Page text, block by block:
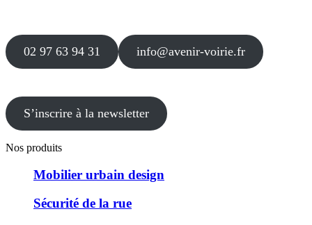
02 97 63 94 31 info@avenir-voirie.fr
S’inscrire à la newsletter
Nos produits
Mobilier urbain design
Sécurité de la rue